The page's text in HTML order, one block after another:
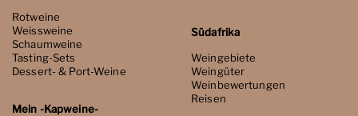
Rotweine
Weissweine
Schaumweine
Tasting-Sets
Dessert- & Port-Weine
Mein -Kapweine-
Südafrika
Weingebiete
Weingüter
Weinbewertungen
Reisen